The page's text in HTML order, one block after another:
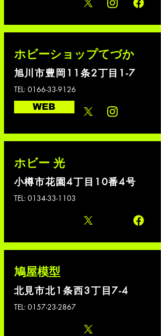
ホビーショップてづか
旭川市豊岡11条2丁目1-7
TEL: 0166-33-9126
WEB
ホビー 光
小樽市花園4丁目10番4号
TEL: 0134-33-1103
鳩屋模型
北見市北1条西3丁目7-4
TEL: 0157-23-2867